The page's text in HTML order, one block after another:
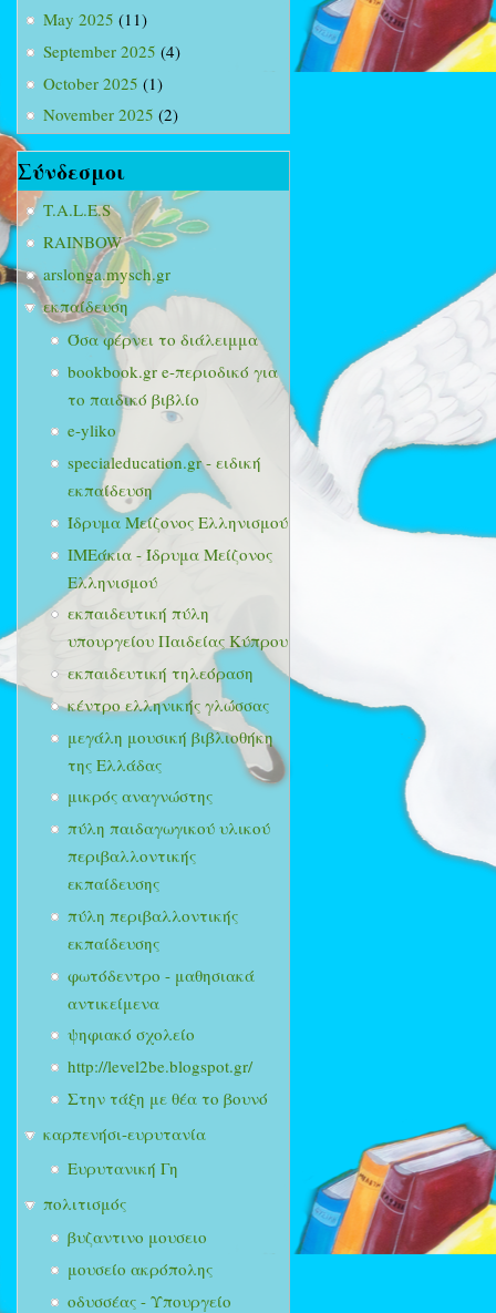
May 2025 (11)
September 2025 (4)
October 2025 (1)
November 2025 (2)
Σύνδεσμοι
T.A.L.E.S
RAINBOW
arslonga.mysch.gr
εκπαίδευση
Όσα φέρνει το διάλειμμα
bookbook.gr e-περιοδικό για
το παιδικό βιβλίο
e-yliko
specialeducation.gr - ειδική
εκπαίδευση
Ίδρυμα Μείζονος Ελληνισμού
ΙΜΕάκια - Ίδρυμα Μείζονος
Ελληνισμού
εκπαιδευτική πύλη
υπουργείου Παιδείας Κύπρου
εκπαιδευτική τηλεόραση
κέντρο ελληνικής γλώσσας
μεγάλη μουσική βιβλιοθήκη
της Ελλάδας
μικρός αναγνώστης
πύλη παιδαγωγικού υλικού
περιβαλλοντικής
εκπαίδευσης
πύλη περιβαλλοντικής
εκπαίδευσης
φωτόδεντρο - μαθησιακά
αντικείμενα
ψηφιακό σχολείο
http://level2be.blogspot.gr/
Στην τάξη με θέα το βουνό
καρπενήσι-ευρυτανία
Ευρυτανική Γη
πολιτισμός
βυζαντινο μουσειο
μουσείο ακρόπολης
οδυσσέας - Υπουργείο